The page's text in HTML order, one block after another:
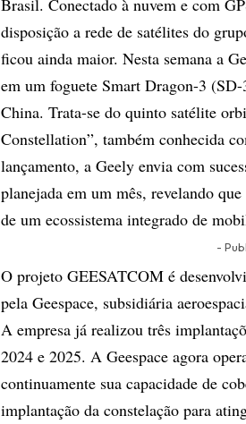
disposição a rede de satélites do
ficou ainda maior. Nesta semana a
em um foguete Smart Dragon-3
China. Trata-se do quinto satélite
Constellation”, também conhecida
lançamento, a Geely envia com
planejada em um mês, revelando
de um ecossistema integrado de
-
O projeto GEESATCOM é
pela Geespace, subsidiária
A empresa já realizou três
2024 e 2025. A Geespace agora
continuamente sua capacidade de
implantação da constelação para